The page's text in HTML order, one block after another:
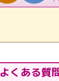
よくある質